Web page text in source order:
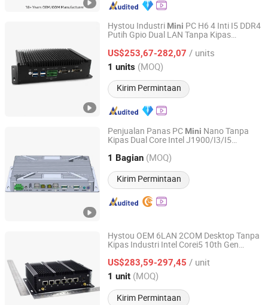
Hystou Industri Mini PC H6 4 Inti I5 DDR4
Putih Gpio Dual LAN Tanpa Kipas
US$253,67-282,07 / units
1 units (MOQ)
Kirim Permintaan
Shenzhen Anstou Technology LTD
Guangdong, China Harga mulai 2024
Penjualan Panas PC Mini Nano Tanpa
Kipas Dual Core Intel J1900/I3/I5
Komputer Kontrol Industri
1 Bagian (MOQ)
Kirim Permintaan
R&O Industrial Technology Co., Limited
Guangdong, China Harga mulai 2020
Hystou OEM 6LAN 2COM Desktop Tanpa
Kipas Industri Intel Corei5 10th Gen
Aluminium Rendah untuk Otomatisasi
Rumah Pabrik
US$283,59-297,45 / unit
1 unit (MOQ)
Kirim Permintaan
Shenzhen Fannis Technology Co., Ltd
Guangdong, China Harga mulai 2024